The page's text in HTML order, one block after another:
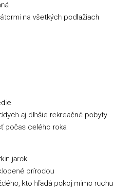
na všetkých podlažiach
aj dlhšie rekreačné pobyty
počas celého roka
jarok
prírodou
kto hľadá pokoj mimo ruchu